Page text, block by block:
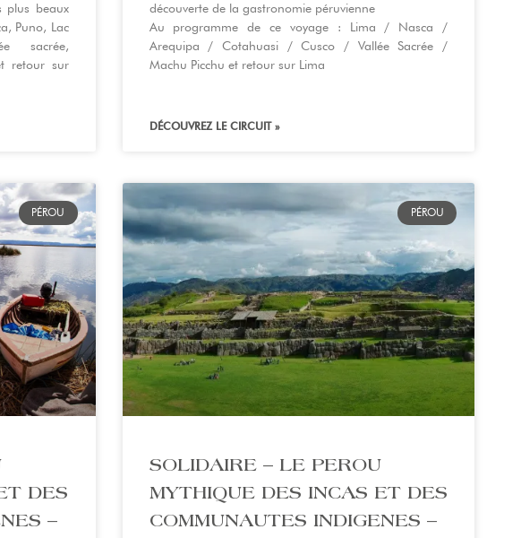
plus beaux
Puno, Lac
sacrée,
retour sur
découverte de la gastronomie péruvienne
Au programme de ce voyage : Lima / Nasca /
Arequipa / Cotahuasi / Cusco / Vallée Sacrée /
Machu Picchu et retour sur Lima
DÉCOUVREZ LE CIRCUIT »
PÉROU
DES
–
PÉROU
SOLIDAIRE – LE PEROU
MYTHIQUE DES INCAS ET DES
COMMUNAUTES INDIGENES –